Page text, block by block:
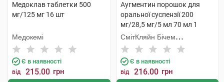
Медоклав таблетки 500
мг/125 мг 16 шт
Медокемі
Є в наявності
від 215.00 грн
Аугментин порошок для
оральної суспензії 200
мг/28,5 мг/5 мл 70 мл 1
флакон
СмітКляйн Бічем
Фармасьютикалс
Є в наявності
від 216.00 грн